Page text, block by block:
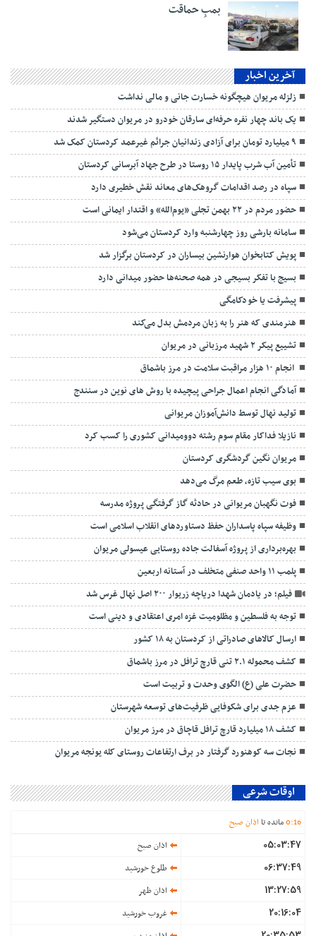
بمبِ حماقت
آخرین اخبار
زلزله مریوان هیچگونه خسارت جانی و مالی نداشت
یک باند چهار نفره حرفه‌ای سارقان خودرو در مریوان دستگیر شدند
۹ میلیارد تومان برای آزادی زندانیان جرائم غیرعمد کردستان کمک شد
تأمین آب شرب پایدار ۱۵ روستا در طرح جهاد آبرسانی کردستان
سپاه در رصد اقدامات گروهک‌های معاند نقش خطیری دارد
حضور مردم در ۲۲ بهمن تجلی «یوم‌الله» و اقتدار ایمانی است
سامانه بارشی روز چهارشنبه وارد کردستان می‌شود
پویش کتابخوان هوارنشین بیساران در کردستان برگزار شد
بسیج با تفکر بسیجی در همه صحنه‌ها حضور میدانی دارد
پیشرفت یا خودکامگی
هنرمندی که هنر را به زبان مردمش بدل می‌کند
تشييع پیکر ۲ شهید مرزبانی در مریوان
انجام ۱۰ هزار مراقبت سلامت در مرز باشماق
آمادگی انجام اعمال جراحی پیچیده با روش های نوین در سنندج
تولید نهال توسط دانش‌آموزان مریوانی
نازیلا فداکار مقام سوم رشته دوومیدانی کشوری را کسب کرد
مریوان نگین گردشگری کردستان
بوی سیب تازه، طعم مرگ می‌دهد
فوت نگهبان مریوانی در حادثه گاز گرفتگی پروژه مدرسه
وظیفه سپاه پاسداران حفظ دستاوردهای انقلاب اسلامی است
بهره‌برداری از پروژه آسفالت جاده روستایی عیسولی مریوان
پلمب ۱۱ واحد صنفی متخلف در آستانه اربعین
فیلم؛ در یادمان شهدا دریاچه زریوار ۲۰۰ اصل نهال غرس شد
توجه به فلسطین و مظلومیت غزه امری اعتقادی و دینی است
ارسال کالاهای صادراتی از کردستان به ۱۸ کشور
کشف محموله ۲.۱ تنی قارچ ترافل در مرز باشماق
حضرت علی (ع) الگوی وحدت و تربیت است
عزم جدی برای شکوفایی ظرفیت‌های توسعه شهرستان
کشف ۱۸ میلیارد قارچ ترافل قاچاق در مرز مریوان
نجات سه کوهنورد گرفتار در برف ارتفاعات روستای کله یونجه مریوان
اوقات شرعی
0:16 مانده تا اذان صبح
05:03:47 اذان صبح
06:37:49 طلوع خورشید
13:27:59 اذان ظهر
20:16:04 غروب خورشید